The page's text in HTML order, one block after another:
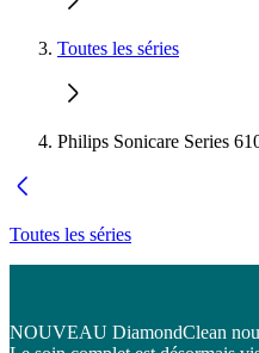
Toutes les séries
Philips Sonicare Series
Toutes les séries
NOUVEAU DiamondClean